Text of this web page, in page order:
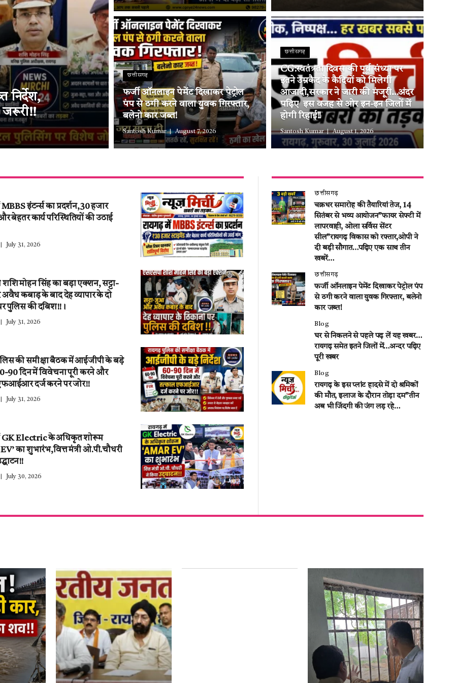
निर्देश,
जरूरी!!
छत्तीसगढ़
फर्जी ऑनलाइन पेमेंट दिखाकर पेट्रोल
पंप से ठगी करने वाला युवक गिरफ्तार,
बलेनो कार जब्त!
Santosh Kumar August 7, 2026
छत्तीसगढ़
CG:स्वतंत्रता दिवस की पूर्व संध्या पर
इतने उम्रकैद के कैदियों को मिलेगी
आजादी,सरकार ने जारी की मंजूरी…अंदर
पढ़िए इस वजह से ओर इन-इन जिलों में
होगी रिहाई!!
Santosh Kumar August 1, 2026
इंटर्न्स का प्रदर्शन,30 हजार
बेहतर कार्य परिस्थितियों की उठाई
July 31, 2026
मोहन सिंह का बड़ा एक्शन, सट्टा-
कबाड़ के बाद देह व्यापार के दो
पुलिस की दबिश!!।
July 31, 2026
की समीक्षा बैठक में आईजीपी के बड़े
90 दिन में विवेचना पूरी करने और
दर्ज करने पर जोर!!
July 31, 2026
GK Electric के अधिकृत शोरूम
का शुभारंभ,वित्त मंत्री ओ.पी.चौधरी
July 30, 2026
छत्तीसगढ़
चक्रधर समारोह की तैयारियां तेज, 14
सितंबर से भव्य आयोजन”फायर सेफ्टी में
लापरवाही, ओला सर्विस सेंटर
सील”रायगढ़ विकास को रफ्तार,ओपी ने
दी बड़ी सौगात…पढ़िए एक साथ तीन
खबरें…
छत्तीसगढ़
फर्जी ऑनलाइन पेमेंट दिखाकर पेट्रोल पंप
से ठगी करने वाला युवक गिरफ्तार, बलेनो
कार जब्त!
Blog
घर से निकलने से पहले पढ़ लें यह खबर…
रायगढ़ समेत इतने जिलों में…अन्दर पढ़िए
पूरी खबर
Blog
रायगढ़ के इस प्लांट हादसे में दो श्रमिकों
की मौत, इलाज के दौरान तोड़ा दम”तीन
अब भी जिंदगी की जंग लड़ रहे…